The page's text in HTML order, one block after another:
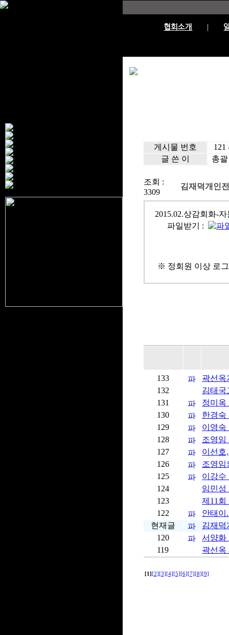
협회소개
게시물 번호
121
글 쓴 이
총괄
조회 :
3309
김재덕개인
2015.02.상감회화-자
파일받기 :
※ 정회원 이상 로
133
곽선옥
132
김태국
131
정미옥
130
한경숙
129
이영숙
128
조영임
127
이선호
126
조영임
125
이강수
124
임민성
123
제11회
122
안태이
현재글
김재덕
120
서양화
119
곽선옥
[1] [2] [3] [4] [5] [6] [7] [8] [9]